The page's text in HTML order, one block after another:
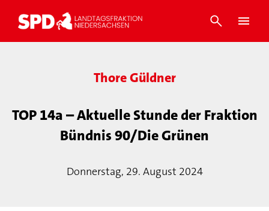
Thore Güldner
TOP 14a – Aktuelle Stunde der Fraktion
Bündnis 90/Die Grünen
Donnerstag, 29. August 2024